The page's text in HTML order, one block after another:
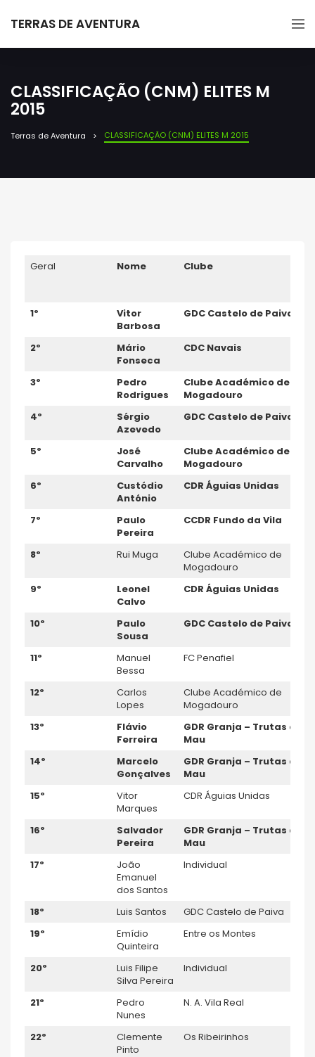
TERRAS DE AVENTURA
CLASSIFICAÇÃO (CNM) ELITES M
2015
Terras de Aventura CLASSIFICAÇÃO (CNM) ELITES M 2015
Geral Nome Clube
1º
Vitor
Barbosa
GDC Castelo de Paiva
2º
Mário
Fonseca
CDC Navais
3º
Pedro
Rodrigues
Clube Académico de
Mogadouro
4º
Sérgio
Azevedo
GDC Castelo de Paiva
5º
José
Carvalho
Clube Académico de
Mogadouro
6º
Custódio
António
CDR Águias Unidas
7º
Paulo
Pereira
CCDR Fundo da Vila
8º Rui Muga
Clube Académico de
Mogadouro
9º
Leonel
Calvo
CDR Águias Unidas
10º
Paulo
Sousa
GDC Castelo de Paiva
11º
Manuel
Bessa
FC Penafiel
12º
Carlos
Lopes
Clube Académico de
Mogadouro
13º
Flávio
Ferreira
GDR Granja – Trutas do
Mau
14º
Marcelo
Gonçalves
GDR Granja – Trutas do
Mau
15º
Vitor
Marques
CDR Águias Unidas
16º
Salvador
Pereira
GDR Granja – Trutas do
Mau
17º
João
Emanuel
dos Santos
Individual
18º Luis Santos
GDC Castelo de Paiva
19º
Emídio
Quinteira
Entre os Montes
20º
Luis Filipe
Silva Pereira
Individual
21º
Pedro
Nunes
N. A. Vila Real
22º
Clemente
Pinto
Os Ribeirinhos